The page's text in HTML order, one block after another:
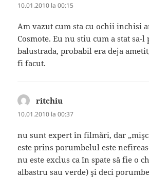
10.01.2010 la 00:15
Am vazut cum sta cu ochii inchisi
Cosmote. Eu nu stiu cum a stat sa-l
balustrada, probabil era deja
fi facut.
ritchiu
10.01.2010 la 00:37
nu sunt expert în filmări, dar
este prins porumbelul este
nu este exclus ca în spate să fie o
albastru sau verde) şi deci